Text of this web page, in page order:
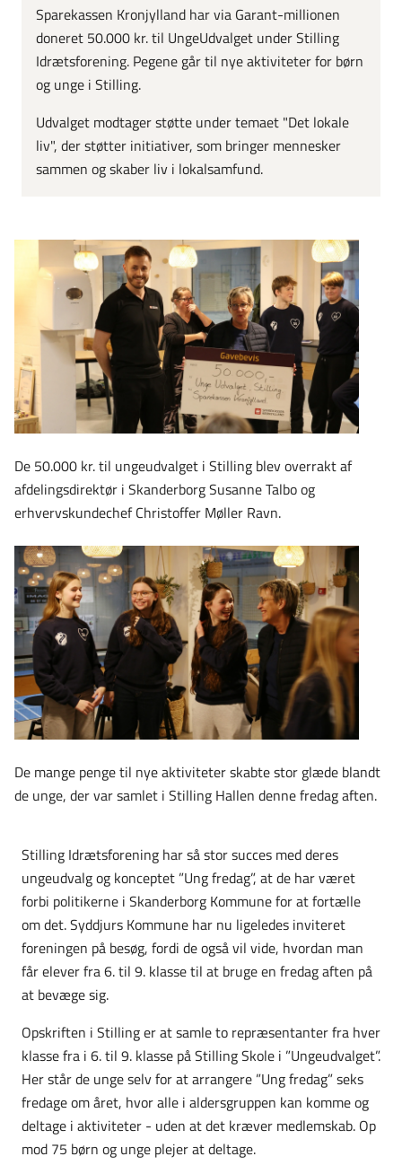
Sparekassen Kronjylland har via Garant-millionen
doneret 50.000 kr. til UngeUdvalget under Stilling
Idrætsforening. Pegene går til nye aktiviteter for børn
og unge i Stilling.
Udvalget modtager støtte under temaet "Det lokale
liv", der støtter initiativer, som bringer mennesker
sammen og skaber liv i lokalsamfund.
De 50.000 kr. til ungeudvalget i Stilling blev overrakt af
afdelingsdirektør i Skanderborg Susanne Talbo og
erhvervskundechef Christoffer Møller Ravn.
De mange penge til nye aktiviteter skabte stor glæde blandt
de unge, der var samlet i Stilling Hallen denne fredag aften.
Stilling Idrætsforening har så stor succes med deres
ungeudvalg og konceptet ”Ung fredag”, at de har været
forbi politikerne i Skanderborg Kommune for at fortælle
om det. Syddjurs Kommune har nu ligeledes inviteret
foreningen på besøg, fordi de også vil vide, hvordan man
får elever fra 6. til 9. klasse til at bruge en fredag aften på
at bevæge sig.
Opskriften i Stilling er at samle to repræsentanter fra hver
klasse fra i 6. til 9. klasse på Stilling Skole i ”Ungeudvalget”.
Her står de unge selv for at arrangere ”Ung fredag” seks
fredage om året, hvor alle i aldersgruppen kan komme og
deltage i aktiviteter - uden at det kræver medlemskab. Op
mod 75 børn og unge plejer at deltage.